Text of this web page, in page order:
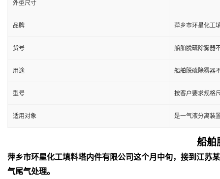
外型尺寸
品牌 萍乡市环星化工
货号 船舶脱硫除雾器
用途 船舶脱硫除雾器
型号 按客户要求规格
适用对象 是一气液分离装
船舶
萍乡市环星化工填料塔内件有限公司这个月中旬，接到江苏
气尾气处理。